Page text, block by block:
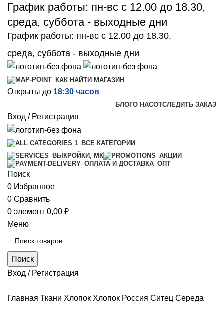
График работы: пн-вс с 12.00 до 18.30,
среда, суббота - выходные дни
График работы: пн-вс с 12.00 до 18.30,
среда, суббота - выходные дни
КАК НАЙТИ МАГАЗИН
Открыты до 18:30 часов
БЛОГО НАСОТСЛЕДИТЬ ЗАКАЗ
Вход / Регистрация
ВСЕ КАТЕГОРИИ
ВЫКРОЙКИ, МК
АКЦИИ
ОПЛАТА И ДОСТАВКА ОПТ
Поиск
0 Избранное
0 Сравнить
0 элемент 0,00 ₽
Меню
Поиск
Вход / Регистрация
Главная Ткани Хлопок Хлопок Россия Ситец Середа